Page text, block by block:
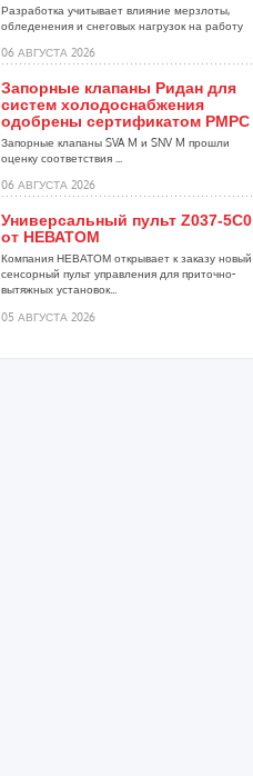
Разработка учитывает влияние мерзлоты,
обледенения и снеговых нагрузок на работу
06 АВГУСТА 2026
Запорные клапаны Ридан для
систем холодоснабжения
одобрены сертификатом РМРС
Запорные клапаны SVA M и SNV M прошли
оценку соответствия ...
06 АВГУСТА 2026
Универсальный пульт Z037-5C0
от НЕВАТОМ
Компания НЕВАТОМ открывает к заказу новый
сенсорный пульт управления для приточно-
вытяжных установок...
05 АВГУСТА 2026